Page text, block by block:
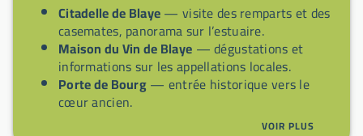
Citadelle de Blaye— visite des remparts et des
casemates, panorama sur l’estuaire.
Maison du Vin de Blaye — dégustations et
informations sur les appellations locales.
Porte de Bourg— entrée historique vers le
cœur ancien.
— vues sur la Gironde
VOIR PLUS